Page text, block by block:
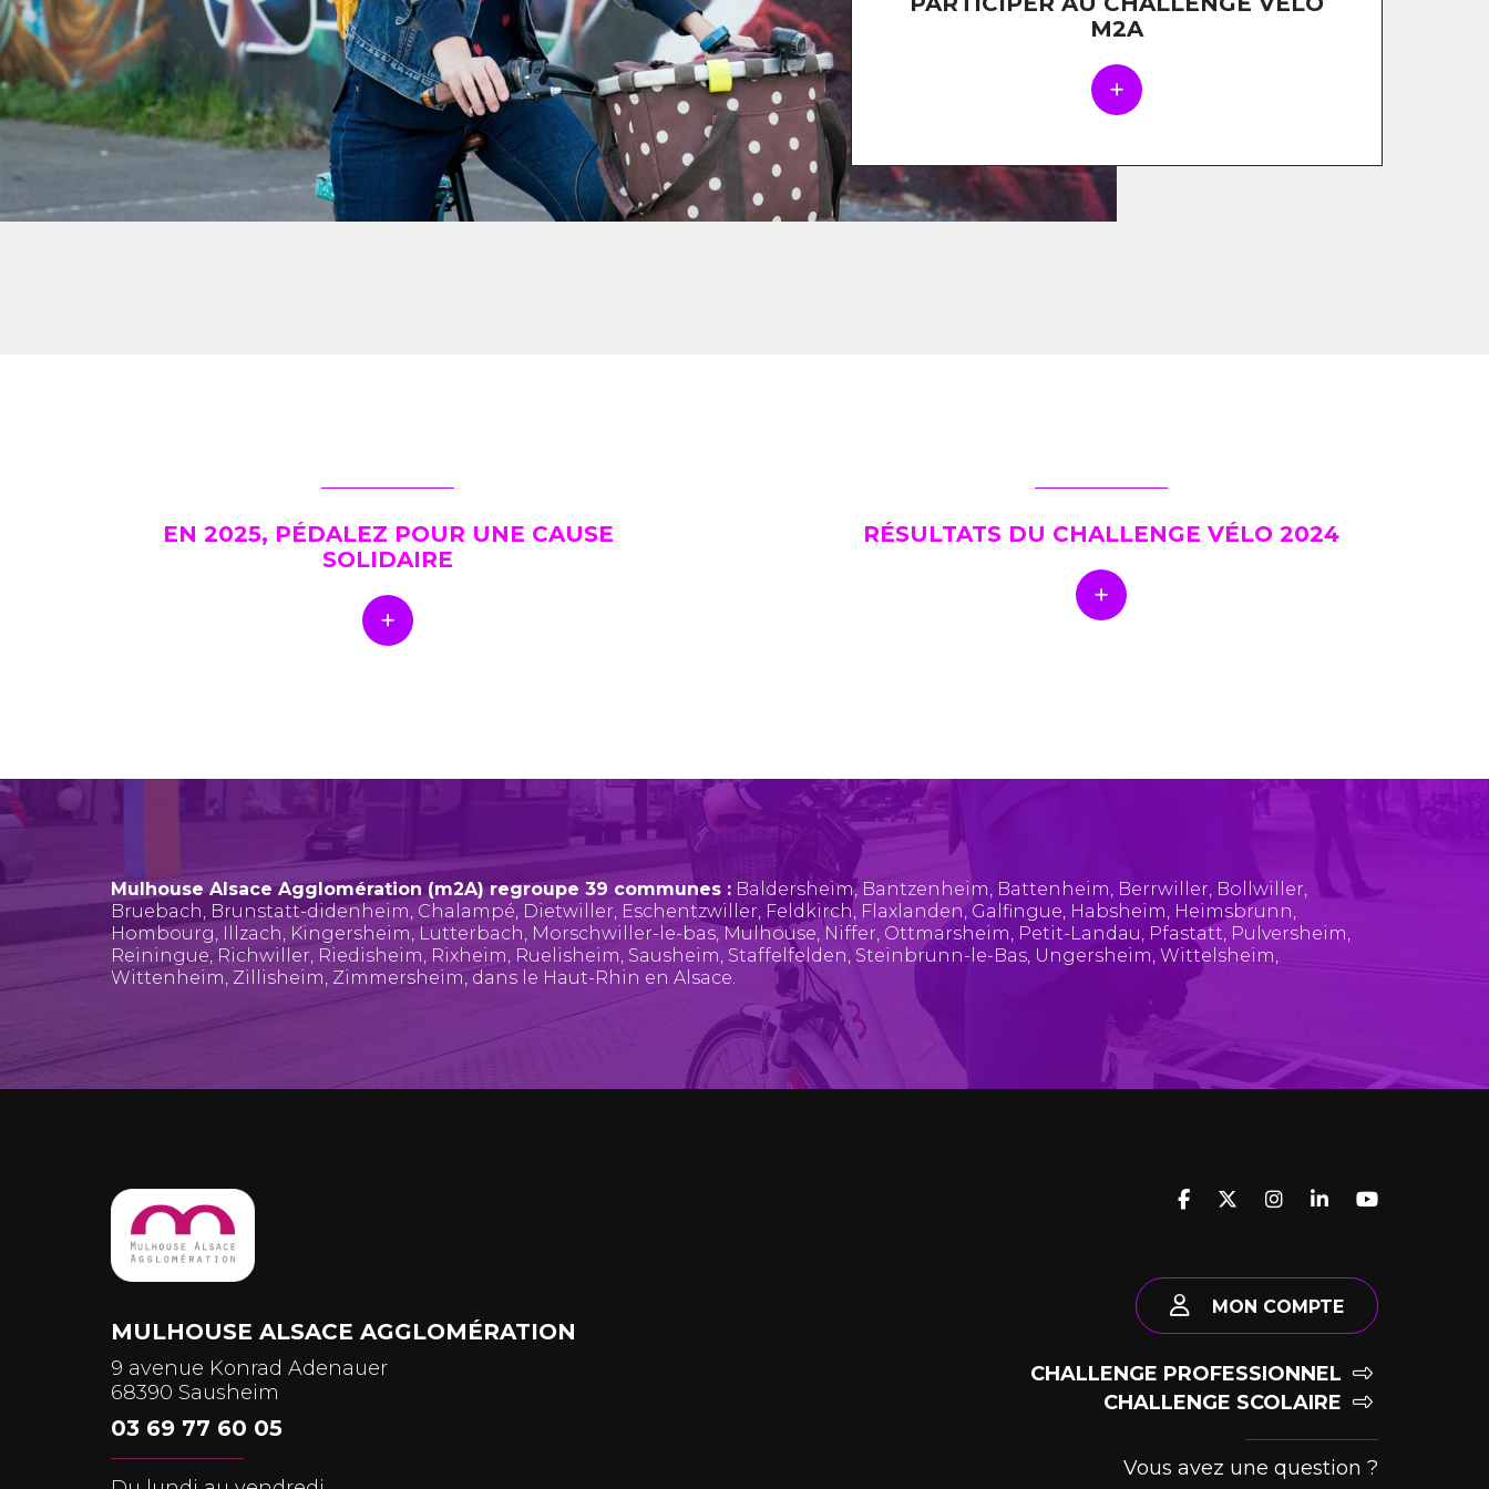
M2A
EN 2025, PÉDALEZ POUR UNE CAUSE
SOLIDAIRE
RÉSULTATS DU CHALLENGE VÉLO 2024
Mulhouse Alsace Agglomération (m2A) regroupe 39 communes : Baldersheim, Bantzenheim, Battenheim, Berrwiller, Bollwiller,
Bruebach, Brunstatt-didenheim, Chalampé, Dietwiller, Eschentzwiller, Feldkirch, Flaxlanden, Galfingue, Habsheim, Heimsbrunn,
Hombourg, Illzach, Kingersheim, Lutterbach, Morschwiller-le-bas,Mulhouse, Niffer, Ottmarsheim, Petit-Landau, Pfastatt, Pulversheim,
Reiningue, Richwiller, Riedisheim, Rixheim, Ruelisheim, Sausheim, Staffelfelden, Steinbrunn-le-Bas, Ungersheim, Wittelsheim,
Wittenheim, Zillisheim, Zimmersheim, dans le Haut-Rhin en Alsace.
MULHOUSE ALSACE AGGLOMÉRATION
9 avenue Konrad Adenauer
68390 Sausheim
03 69 77 60 05
MON COMPTE
CHALLENGE PROFESSIONNEL
CHALLENGE SCOLAIRE
Vous avez une question ?